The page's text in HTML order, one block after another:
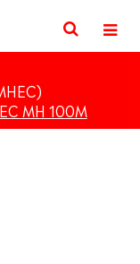
MH 100M